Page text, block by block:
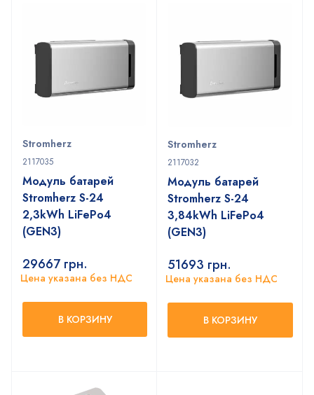
Stromherz
2117035
Модуль батарей
Stromherz S-24
2,3kWh LiFePo4
(GEN3)
29667грн.
Цена указана без НДС
В КОРЗИНУ
Stromherz
2117032
Модуль батарей
Stromherz S-24
3,84kWh LiFePo4
(GEN3)
51693 грн.
Цена указана без НДС
В КОРЗИНУ